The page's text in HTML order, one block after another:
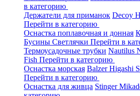
в категорию
Держатели для приманок Decoy
Перейти в категорию
Оснастка поплавочная и донная
Бусины Светлячки Перейти в
Термоусадочные трубки Nautilus
Fish Перейти в категорию
Оснастка морская BalzerHigashi
Перейти в категорию
Оснастка для живца Stinger